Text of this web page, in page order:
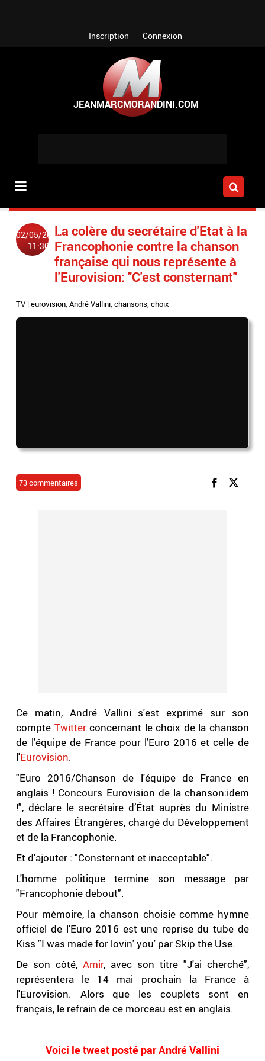
Inscription Connexion
02/05/2016
11:30
La colère du secrétaire d'Etat à la
Francophonie contre la chanson
française qui nous représente à
l'Eurovision: "C'est consternant"
TV |eurovision,André Vallini,chansons,choix
73 commentaires
Ce matin, André Vallini s'est exprimé sur son
compte Twitterconcernant le choix de la chanson
de l'équipe de France pour l'Euro 2016 et celle de
l'Eurovision.
"Euro 2016/Chanson de l'équipe de France en
anglais ! Concours Eurovision de la chanson:idem
!", déclare le secrétaire d’État auprès du Ministre
des Affaires Étrangères, chargé du Développement
et de la Francophonie.
Et d'ajouter : "Consternant et inacceptable".
L'homme politique termine son message par
"Francophonie debout".
Pour mémoire, la chanson choisie comme hymne
officiel de l'Euro 2016 est une reprise du tube de
Kiss "I was made for lovin' you' par Skip the Use.
De son côté,Amir, avec son titre "J'ai cherché",
représentera le 14 mai prochain la France à
l'Eurovision. Alors que les couplets sont en
français, le refrain de ce morceau est en anglais.
Voici le tweet posté par André Vallini